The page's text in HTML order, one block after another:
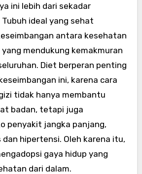
ini lebih dari sekadar
ideal yang sehat
antara kesehatan
mendukung kemakmuran
Diet berperan penting
ini, karena cara
tidak hanya membantu
badan, tetapi juga
penyakit jangka panjang,
hipertensi. Oleh karena itu,
gaya hidup yang
dari dalam.